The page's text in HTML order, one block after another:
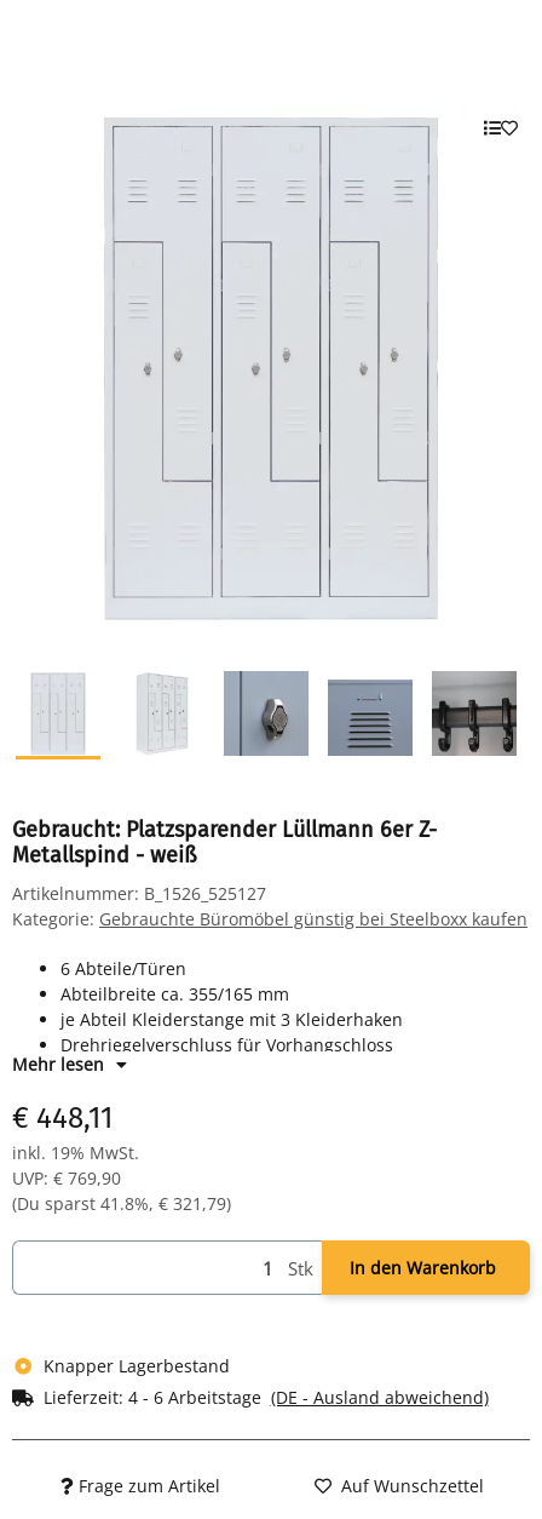
Gebraucht: Platzsparender Lüllmann 6er Z-
Metallspind - weiß
Artikelnummer: B_1526_525127
Kategorie: Gebrauchte Büromöbel günstig bei Steelboxx kaufen
6 Abteile/Türen
Abteilbreite ca. 355/165 mm
je Abteil Kleiderstange mit 3 Kleiderhaken
Drehriegelverschluss für Vorhangschloss
Maße: H 1800 x B 1185 x T 500 mm
Komplett montiert und verschweißt - sofort einsatzbereit
Mehr lesen
€ 448,11
inkl. 19% MwSt.
UVP: € 769,90
(Du sparst 41.8%, € 321,79)
Stk In den Warenkorb
Knapper Lagerbestand
Lieferzeit: 4 - 6 Arbeitstage (DE - Ausland abweichend)
Frage zum Artikel Auf Wunschzettel